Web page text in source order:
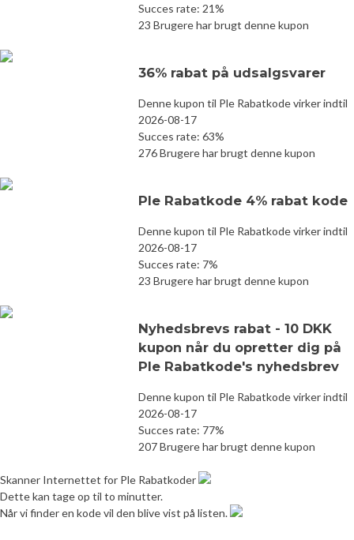
Succes rate: 21%
23 Brugere har brugt denne kupon
36% rabat på udsalgsvarer
Denne kupon til Ple Rabatkode virker indtil
2026-08-17
Succes rate: 63%
276 Brugere har brugt denne kupon
Ple Rabatkode 4% rabat kode
Denne kupon til Ple Rabatkode virker indtil
2026-08-17
Succes rate: 7%
23 Brugere har brugt denne kupon
Nyhedsbrevs rabat - 10 DKK
kupon når du opretter dig på
Ple Rabatkode's nyhedsbrev
Denne kupon til Ple Rabatkode virker indtil
2026-08-17
Succes rate: 77%
207 Brugere har brugt denne kupon
Skanner Internettet for Ple Rabatkoder
Dette kan tage op til to minutter.
Når vi finder en kode vil den blive vist på listen.